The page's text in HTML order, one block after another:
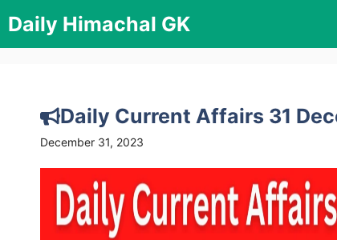
to
content
Daily Himachal GK
Daily Current Affairs 31
December 31, 2023